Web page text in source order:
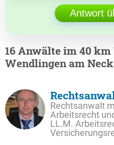
Antwort
16 Anwälte im 40
Wendlingen am
Rechtsanwalt
Arbeitsrecht
LL.M.